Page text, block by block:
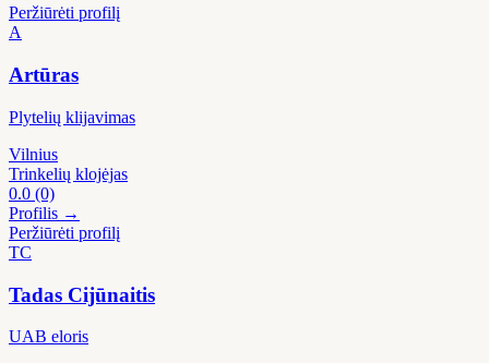
Peržiūrėti profilį
A
Artūras
Plytelių klijavimas
Vilnius
Trinkelių klojėjas
0.0 (0)
Profilis →
Peržiūrėti profilį
TC
Tadas Cijūnaitis
UAB eloris